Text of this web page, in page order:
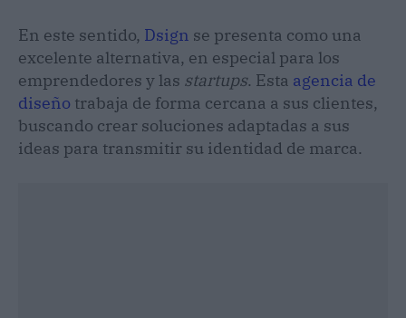
En este sentido, Dsign se presenta como una
excelente alternativa, en especial para los
emprendedores y las startups. Esta agencia de
diseño trabaja de forma cercana a sus clientes,
buscando crear soluciones adaptadas a sus
ideas para transmitir su identidad de marca.